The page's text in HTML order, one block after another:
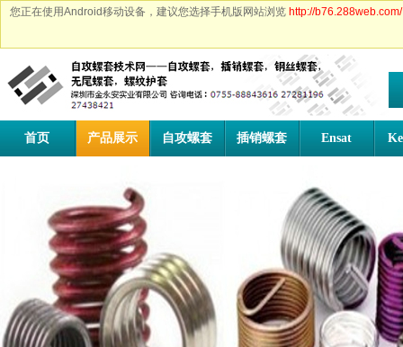
您正在使用Android移动设备，建议您选择手机版网站浏览 http://b76.288web.com/
首页 产品展示 自攻螺套 插销螺套 Ensat